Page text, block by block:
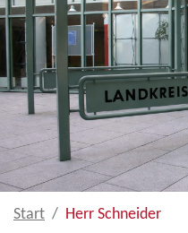
Start Herr Schneider